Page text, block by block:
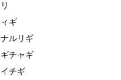
ギ
ルリギ
チャギ
チギ